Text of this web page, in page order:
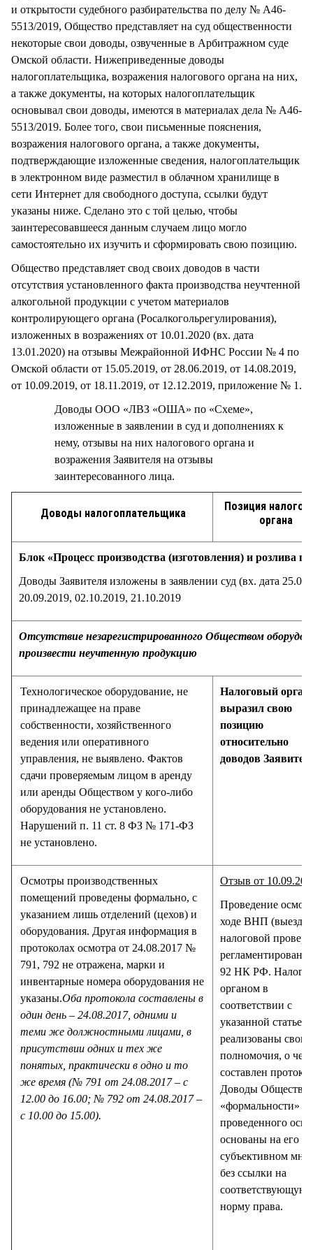
и открытости судебного разбирательства по делу № А46-
5513/2019, Общество представляет на суд общественности
некоторые свои доводы, озвученные в Арбитражном суде
Омской области. Нижеприведенные доводы
налогоплательщика, возражения налогового органа на них,
а также документы, на которых налогоплательщик
основывал свои доводы, имеются в материалах дела № А46-
5513/2019. Более того, свои письменные пояснения,
возражения налогового органа, а также документы,
подтверждающие изложенные сведения, налогоплательщик
в электронном виде разместил в облачном хранилище в
сети Интернет для свободного доступа, ссылки будут
указаны ниже. Сделано это с той целью, чтобы
заинтересовавшееся данным случаем лицо могло
самостоятельно их изучить и сформировать свою позицию.
Общество представляет свод своих доводов в части
отсутствия установленного факта производства неучтенной
алкогольной продукции с учетом материалов
контролирующего органа (Росалкогольрегулирования),
изложенных в возражениях от 10.01.2020 (вх. дата
13.01.2020) на отзывы Межрайонной ИФНС России № 4 по
Омской области от 15.05.2019, от 28.06.2019, от 14.08.2019,
от 10.09.2019, от 18.11.2019, от 12.12.2019, приложение № 1.
Доводы ООО «ЛВЗ «ОША» по «Схеме»,
изложенные в заявлении в суд и дополнениях к
нему, отзывы на них налогового органа и
возражения Заявителя на отзывы
заинтересованного лица.
Доводы налогоплательщика
Позиция
органа
Блок «Процесс производства (изготовления) и розлива
Доводы Заявителя изложены в заявлении суд (вх. дата
20.09.2019, 02.10.2019, 21.10.2019
Отсутствие незарегистрированного Обществом
произвести неучтенную продукцию
Технологическое оборудование, не
принадлежащее на праве
собственности, хозяйственного
ведения или оперативного
управления, не выявлено. Фактов
сдачи проверяемым лицом в аренду
или аренды Обществом у кого-либо
оборудования не установлено.
Нарушений п. 11 ст. 8 ФЗ № 171-ФЗ
не установлено.
Налоговый орган
выразил свою
позицию
относительно
доводов
Осмотры производственных
помещений проведены формально, с
указанием лишь отделений (цехов) и
оборудования. Другая информация в
протоколах осмотра от 24.08.2017 №
791, 792 не отражена, марки и
инвентарные номера оборудования не
указаны.Оба протокола составлены в
один день – 24.08.2017, одними и
теми же должностными лицами, в
присутствии одних и тех же
понятых, практически в одно и то
же время (№ 791 от 24.08.2017 – с
12.00 до 16.00; № 792 от 24.08.2017 –
с 10.00 до 15.00).
Отзыв от
Проведение
ходе ВНП
налоговой
регламентировано
92 НК РФ.
органом в
соответствии с
указанной статьей
реализованы свои
полномочия, о чем
составлен
Доводы Общества
«формальности»
проведенного
основаны на его
субъективном
без ссылки на
соответствующую
норму права.